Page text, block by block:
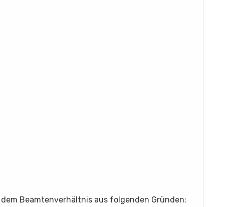
Beamtenverhältnis aus folgenden Gründen: